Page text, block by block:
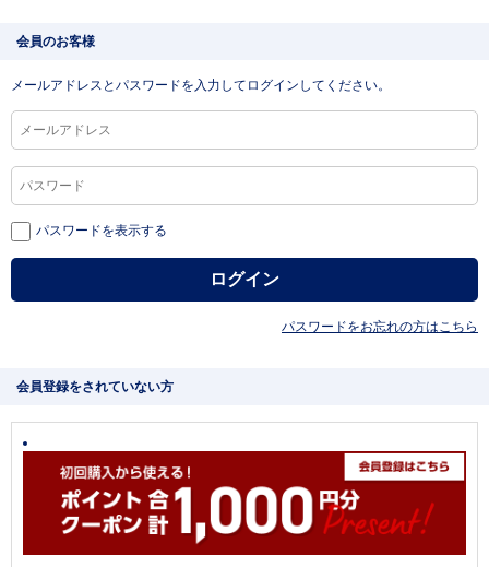
会員のお客様
メールアドレスとパスワードを入力してログインしてください。
パスワードを表示する
パスワードをお忘れの方はこちら
会員登録をされていない方